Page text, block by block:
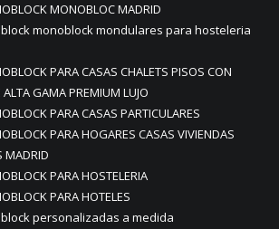
MONOBLOC MADRID
monoblock mondulares para hosteleria
PARA CASAS CHALETS PISOS CON
GAMA PREMIUM LUJO
PARA CASAS PARTICULARES
PARA HOGARES CASAS VIVIENDAS
MADRID
PARA HOSTELERIA
PARA HOTELES
personalizadas a medida